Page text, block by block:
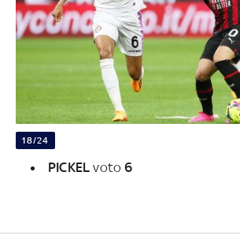
18/24
PICKELvoto6